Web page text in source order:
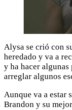
Alysa se crió con
heredado y va a
y ha hacer
arreglar algunos
Aunque va a estar
Brandon y su